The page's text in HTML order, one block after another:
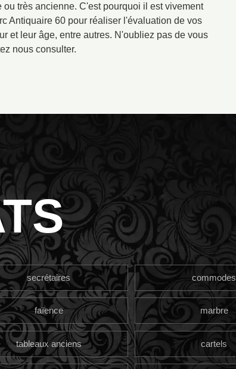
très ancienne. C'est pourquoi il est vivement
Antiquaire 60 pour réaliser l'évaluation de vos
et leur âge, entre autres. N'oubliez pas de vous
nous consulter.
secrétaires commodes
faïence marbre
tableaux anciens cartels